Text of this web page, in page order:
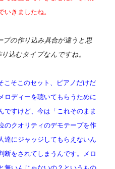
いきましたね。
プの作り込み具合が違うと思
込むタイプなんですね。
こそこのセット、ピアノだけだ
ロディーを聴いてもらうために
ですけど、今は「これそのまま
のクオリティのデモテープを作
達にジャッジしてもらえないん
断をされてしまうんです。メロ